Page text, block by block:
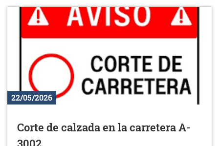
22/05/2026
Corte de calzada en la carretera A-